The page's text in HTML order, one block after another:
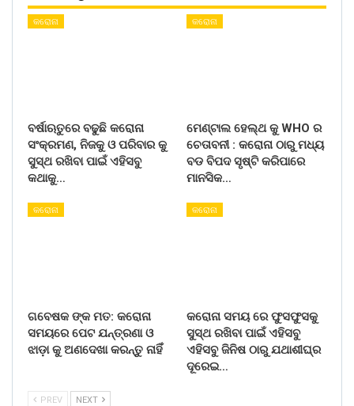
କରୋନା
ବର୍ଷାଋତୁରେ ବଢୁଛି କରୋନା
ସଂକ୍ରମଣ, ନିଜକୁ ଓ ପରିବାର କୁ
ସୁସ୍ଥ ରଖିବା ପାଇଁ ଏହିସବୁ
କଥାକୁ…
କରୋନା
ମେଣ୍ଟାଲ ହେଲ୍ଥ କୁ WHO ର
ଚେତାବନୀ : କରୋନା ଠାରୁ ମଧ୍ୟ
ବଡ ବିପଦ ସୃଷ୍ଟି କରିପାରେ
ମାନସିକ…
କରୋନା
ଗବେଷକ ଙ୍କ ମତ: କରୋନା
ସମୟରେ ପେଟ ଯନ୍ତ୍ରଣା ଓ
ଝାଡ଼ା କୁ ଅଣଦେଖା କରନ୍ତୁ ନାହିଁ
କରୋନା
କରୋନା ସମୟ ରେ ଫୁସଫୁସକୁ
ସୁସ୍ଥ ରଖିବା ପାଇଁ ଏହିସବୁ
ଏହିସବୁ ଜିନିଷ ଠାରୁ ଯଥାଶୀଘ୍ର
ଦୂରେଇ…
PREV NEXT